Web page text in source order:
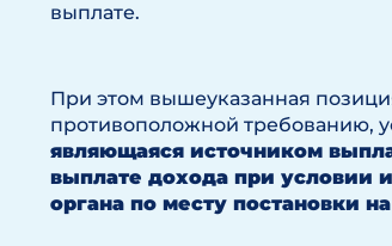
выплате.
При этом вышеуказанная
противоположной требованию,
являющаяся источником
выплате дохода при условии
органа по месту постановки